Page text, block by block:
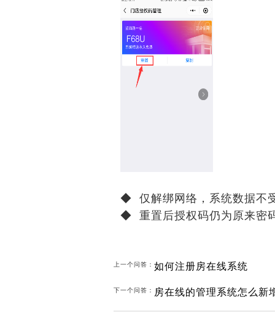
◆ 仅解绑网络，系统数据不
◆ 重置后授权码仍为原来密
上一个问答： 如何注册房在线系统
下一个问答： 房在线的管理系统怎么新